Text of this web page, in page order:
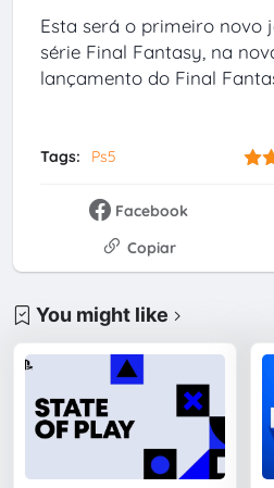
Esta será o primeiro novo
série Final Fantasy, na
lançamento do Final
Tags: Ps5
Facebook
Copiar
You might like